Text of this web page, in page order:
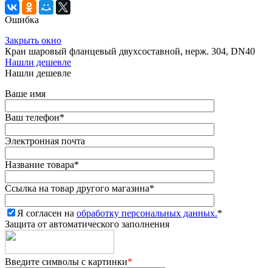
Ошибка
Закрыть окно
Кран шаровый фланцевый двухсоставной, нерж. 304, DN40
Нашли дешевле
Нашли дешевле
Ваше имя
Ваш телефон*
Электронная почта
Название товара*
Ссылка на товар другого магазина*
Я согласен на обработку персональных данных.*
Защита от автоматического заполнения
Введите символы с картинки*